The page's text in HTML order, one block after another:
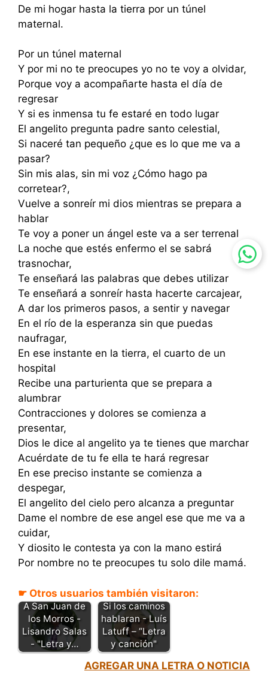
De mi hogar hasta la tierra por un túnel
maternal.
Por un túnel maternal
Y por mi no te preocupes yo no te voy a olvidar,
Porque voy a acompañarte hasta el día de
regresar
Y si es inmensa tu fe estaré en todo lugar
El angelito pregunta padre santo celestial,
Si naceré tan pequeño ¿que es lo que me va a
pasar?
Sin mis alas, sin mi voz ¿Cómo hago pa
corretear?,
Vuelve a sonreír mi dios mientras se prepara a
hablar
Te voy a poner un ángel este va a ser terrenal
La noche que estés enfermo el se sabrá
trasnochar,
Te enseñará las palabras que debes utilizar
Te enseñará a sonreír hasta hacerte carcajear,
A dar los primeros pasos, a sentir y navegar
En el río de la esperanza sin que puedas
naufragar,
En ese instante en la tierra, el cuarto de un
hospital
Recibe una parturienta que se prepara a
alumbrar
Contracciones y dolores se comienza a
presentar,
Dios le dice al angelito ya te tienes que marchar
Acuérdate de tu fe ella te hará regresar
En ese preciso instante se comienza a
despegar,
El angelito del cielo pero alcanza a preguntar
Dame el nombre de ese angel ese que me va a
cuidar,
Y diosito le contesta ya con la mano estirá
Por nombre no te preocupes tu solo dile mamá.
☛ Otros usuarios también visitaron:
A San Juan de
los Morros -
Lisandro Salas
- "Letra y…
Si los caminos
hablaran - Luís
Latuff – “Letra
y canción"
AGREGAR UNA LETRA O NOTICIA